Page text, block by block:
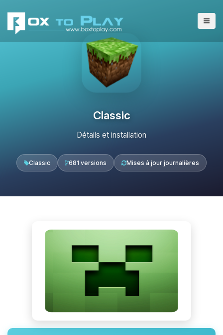
Classic
Détails et installation
Classic 681 versions Mises à jour journalières